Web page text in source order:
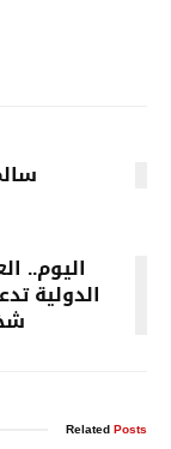
اليوم..
الدولية
RelatedPosts